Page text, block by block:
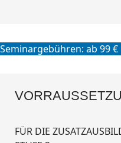
Seminargebühren: ab 99
FÜR DIE